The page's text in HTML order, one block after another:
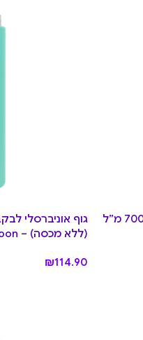
גוף אוניברסלי לבקבוק נירוסטה בינוני 700 מ”ל
(ללא מכסה) – Lagoon
₪114.90